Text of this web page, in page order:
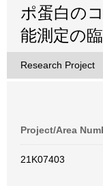
ポ蛋白の
能測定の
Research Project
Project/Area
21K07403